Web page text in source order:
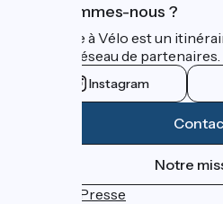
Qui sommes-nous ?
La Seine à Vélo est un
par un réseau de partenaires.
Instagram
Notre
Espace Presse